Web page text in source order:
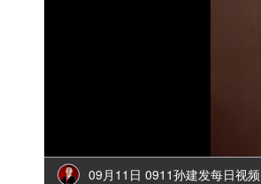
09月11日 0911孙建发每日视频